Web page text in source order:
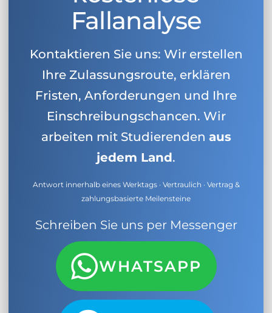
Fallanalyse
Kontaktieren Sie uns: Wir erstellen
Ihre Zulassungsroute, erklären
Fristen, Anforderungen und Ihre
Einschreibungschancen. Wir
arbeiten mit Studierenden aus
jedem Land.
Antwort innerhalb eines Werktags · Vertraulich · Vertrag &
zahlungsbasierte Meilensteine
Schreiben Sie uns per Messenger
WHATSAPP